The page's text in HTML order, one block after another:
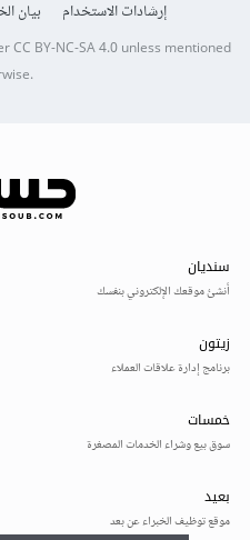
إرشادات الاستخدام
بيان
CC BY-NC-SA 4.0unless mentioned